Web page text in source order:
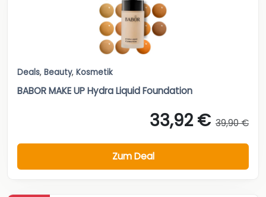
Deals, Beauty, Kosmetik
BABOR MAKE UP Hydra Liquid Foundation
33,92 € 39,90 €
Zum Deal